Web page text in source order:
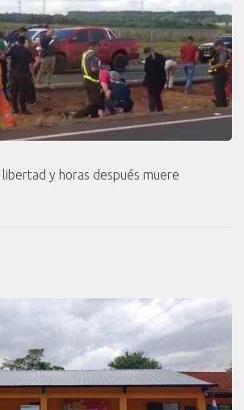
y horas después muere